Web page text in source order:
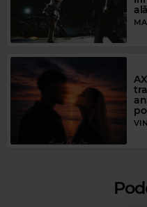
Magic FM